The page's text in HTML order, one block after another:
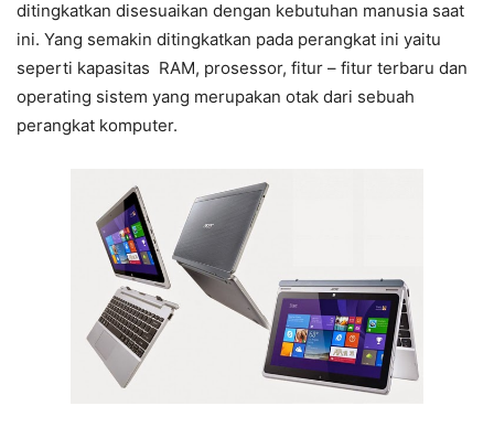
ditingkatkan disesuaikan dengan kebutuhan manusia saat
ini. Yang semakin ditingkatkan pada perangkat ini yaitu
seperti kapasitas RAM, prosessor, fitur – fitur terbaru dan
operating sistem yang merupakan otak dari sebuah
perangkat komputer.